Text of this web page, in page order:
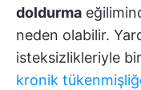
doldurma
neden olabilir.
isteksizlikleriyle
kronik